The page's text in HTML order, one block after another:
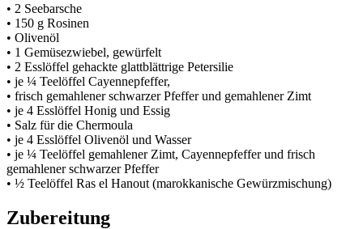
• 2 Seebarsche
• 150 g Rosinen
• Olivenöl
• 1 Gemüsezwiebel, gewürfelt
• 2 Esslöffel gehackte glattblättrige Petersilie
• je ¼ Teelöffel Cayennepfeffer,
• frisch gemahlener schwarzer Pfeffer und gemahlener Zimt
• je 4 Esslöffel Honig und Essig
• Salz für die Chermoula
• je 4 Esslöffel Olivenöl und Wasser
• je ¼ Teelöffel gemahlener Zimt, Cayennepfeffer und frisch
gemahlener schwarzer Pfeffer
• ½ Teelöffel Ras el Hanout (marokkanische Gewürzmischung)
Zubereitung